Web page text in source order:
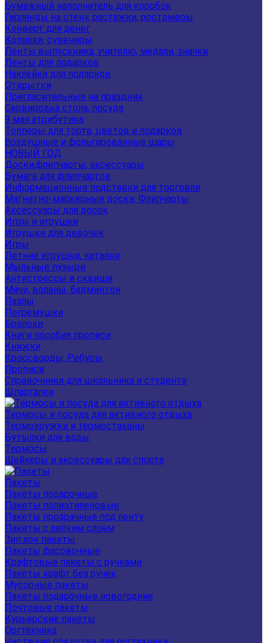
Бумажный наполнитель для коробок
Гирлянды на стену, растяжки, ростомеры
Конверт для денег
Копилки, сувениры
Ленты выпускника, учителю, медали, значки
Ленты для подарков
Наклейки для подарков
Открытки
Пригласительные на праздник
Сервировка стола, посуда
9 мая атрибутика
Топперы для торта, цветов и подарков
Воздушные и фольгированные шары
НОВЫЙ ГОД
Доски,флипчарты, аксессуары
Бумага для флипчартов
Информационные подставки для торговли
Магнитно-маркерные доски, Флипчарты
Аксессуары для досок
Игры и игрушки
Игрушки для девочек
Игры
Летние игрушки, каталки
Мыльные пузыри
Антистрессы и сквиши
Мячи, воланы, бадминтон
Пазлы
Погремушки
Брелоки
Книги пособия прописи
Книжки
Кроссворды, Ребусы.
Прописи
Справочники для школьника и студента
Шпаргалки
Термосы и посуда для активного отдыха
Термокружки и термостаканы
Бутылки для воды
Термосы
Шейкеры и аксессуары для спорта
Пакеты
Пакеты подарочные
Пакеты полиэтиленовые
Пакеты прозрачные под ленту
Пакеты с липким слоем
Зип лок пакеты
Пакеты фасовочные
Крафтовые пакеты с ручками
Пакеты крафт без ручек
Мусорные пакеты
Пакеты подарочные новогодние
Почтовые пакеты
Курьерские пакеты
Оргтехника